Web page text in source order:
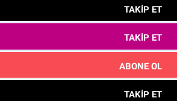
TAKIP ET
TAKIP ET
ABONE OL
TAKIP ET